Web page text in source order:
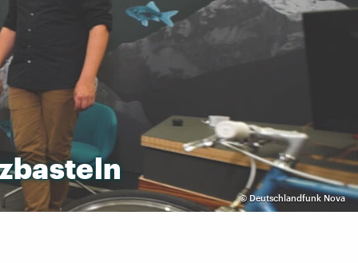
©Deutschlandfunk Nova